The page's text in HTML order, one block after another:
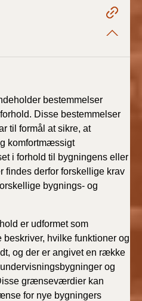
bestemmelser
Disse bestemmelser
til formål at sikre, at
komfortmæssigt
i forhold til bygningens eller
findes derfor forskellige krav
bygnings- og
er udformet som
hvilke funktioner og
og der er angivet en række
og
grænseværdier kan
for nye bygningers